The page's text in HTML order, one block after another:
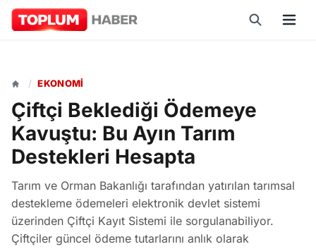
/ EKONOMI
Çiftçi Beklediği Ödemeye
Kavuştu: Bu Ayın Tarım
Destekleri Hesapta
Tarım ve Orman Bakanlığı tarafından yatırılan tarımsal
destekleme ödemeleri elektronik devlet sistemi
üzerinden Çiftçi Kayıt Sistemi ile sorgulanabiliyor.
Çiftçiler güncel ödeme tutarlarını anlık olarak